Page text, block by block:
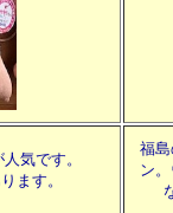
気です。
ます。
福
ン